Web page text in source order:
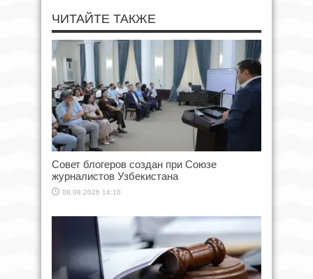
ЧИТАЙТЕ ТАКЖЕ
Совет блогеров создан при Союзе
журналистов Узбекистана
08.08.2026 14:10